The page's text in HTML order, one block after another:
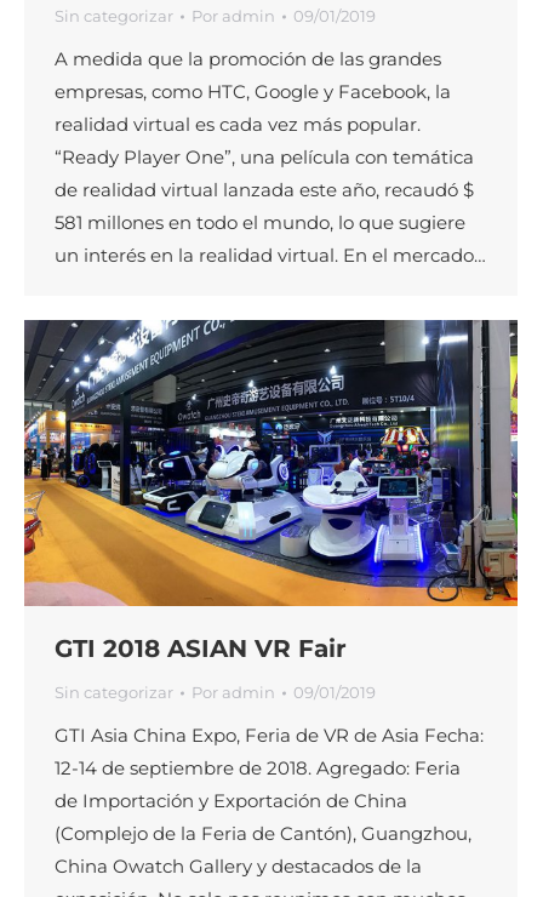
Sin categorizar Por admin 09/01/2019
A medida que la promoción de las grandes
empresas, como HTC, Google y Facebook, la
realidad virtual es cada vez más popular.
“Ready Player One”, una película con temática
de realidad virtual lanzada este año, recaudó $
581 millones en todo el mundo, lo que sugiere
un interés en la realidad virtual. En el mercado…
GTI 2018 ASIAN VR Fair
Sin categorizar Por admin 09/01/2019
GTI Asia China Expo, Feria de VR de Asia Fecha:
12-14 de septiembre de 2018. Agregado: Feria
de Importación y Exportación de China
(Complejo de la Feria de Cantón), Guangzhou,
China Owatch Gallery y destacados de la